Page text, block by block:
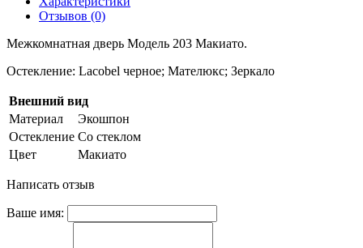
Отзывов (0)
Межкомнатная дверь Модель 203 Макиато.
Остекление: Lacobel черное; Мателюкс; Зеркало
Внешний вид
Материал
Экошпон
Остекление Со стеклом
Цвет
Макиато
Написать отзыв
Ваше имя: